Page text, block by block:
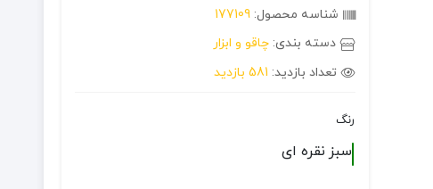
شناسه محصول: 177109
دسته بندی: چاقو و ابزار
تعداد بازدید: 581 بازدید
رنگ
سبز نقره ای